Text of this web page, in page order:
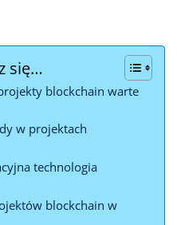
się…
blockchain warte
w projektach
technologia
blockchain w